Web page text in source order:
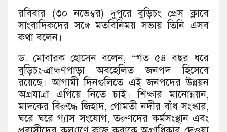
রবিবার (৩০ নভেম্বর) দুপুরে বুড়িচং প্রেস ক্লাবে
সাংবাদিকদের সঙ্গে মতবিনিময় সভায় তিনি এসব
কথা বলেন।
ড. মোবারক হোসেন বলেন, “গত ৫৪ বছর ধরে
বুড়িচং-ব্রাহ্মণপাড়া অবহেলিত জনপদ হিসেবে
রয়েছে। আগামী দিনগুলিতে এই জনপদের উন্নয়ন
অগ্রযাত্রা এগিয়ে নিতে চাই। শিক্ষার মানোন্নয়ন,
মাদকের বিরুদ্ধে জিহাদ, গোমতী নদীর বাঁধ সংস্কার,
ঘরে ঘরে গ্যাস সংযোগ, তরুণদের কর্মসংস্থান এবং